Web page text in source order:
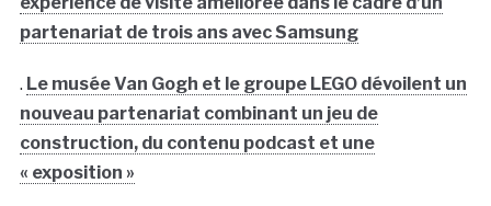
partenariat de trois ans avec Samsung
. Le musée Van Gogh et le groupe LEGO dévoilent un
nouveau partenariat combinant un jeu de
construction, du contenu podcast et une
« exposition »